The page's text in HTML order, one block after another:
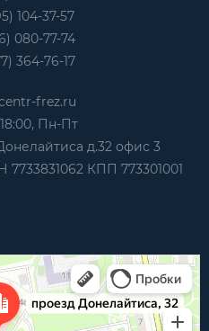
104-37-57
080-77-74
364-76-17
frez.ru
Пн-Пт
д.32 офис 3
КПП 773301001